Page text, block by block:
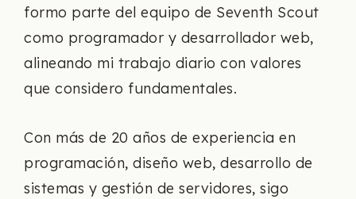
formo parte del equipo de Seventh Scout
como programador y desarrollador web,
alineando mi trabajo diario con valores
que considero fundamentales.
Con más de 20 años de experiencia en
programación, diseño web, desarrollo de
sistemas y gestión de servidores, sigo